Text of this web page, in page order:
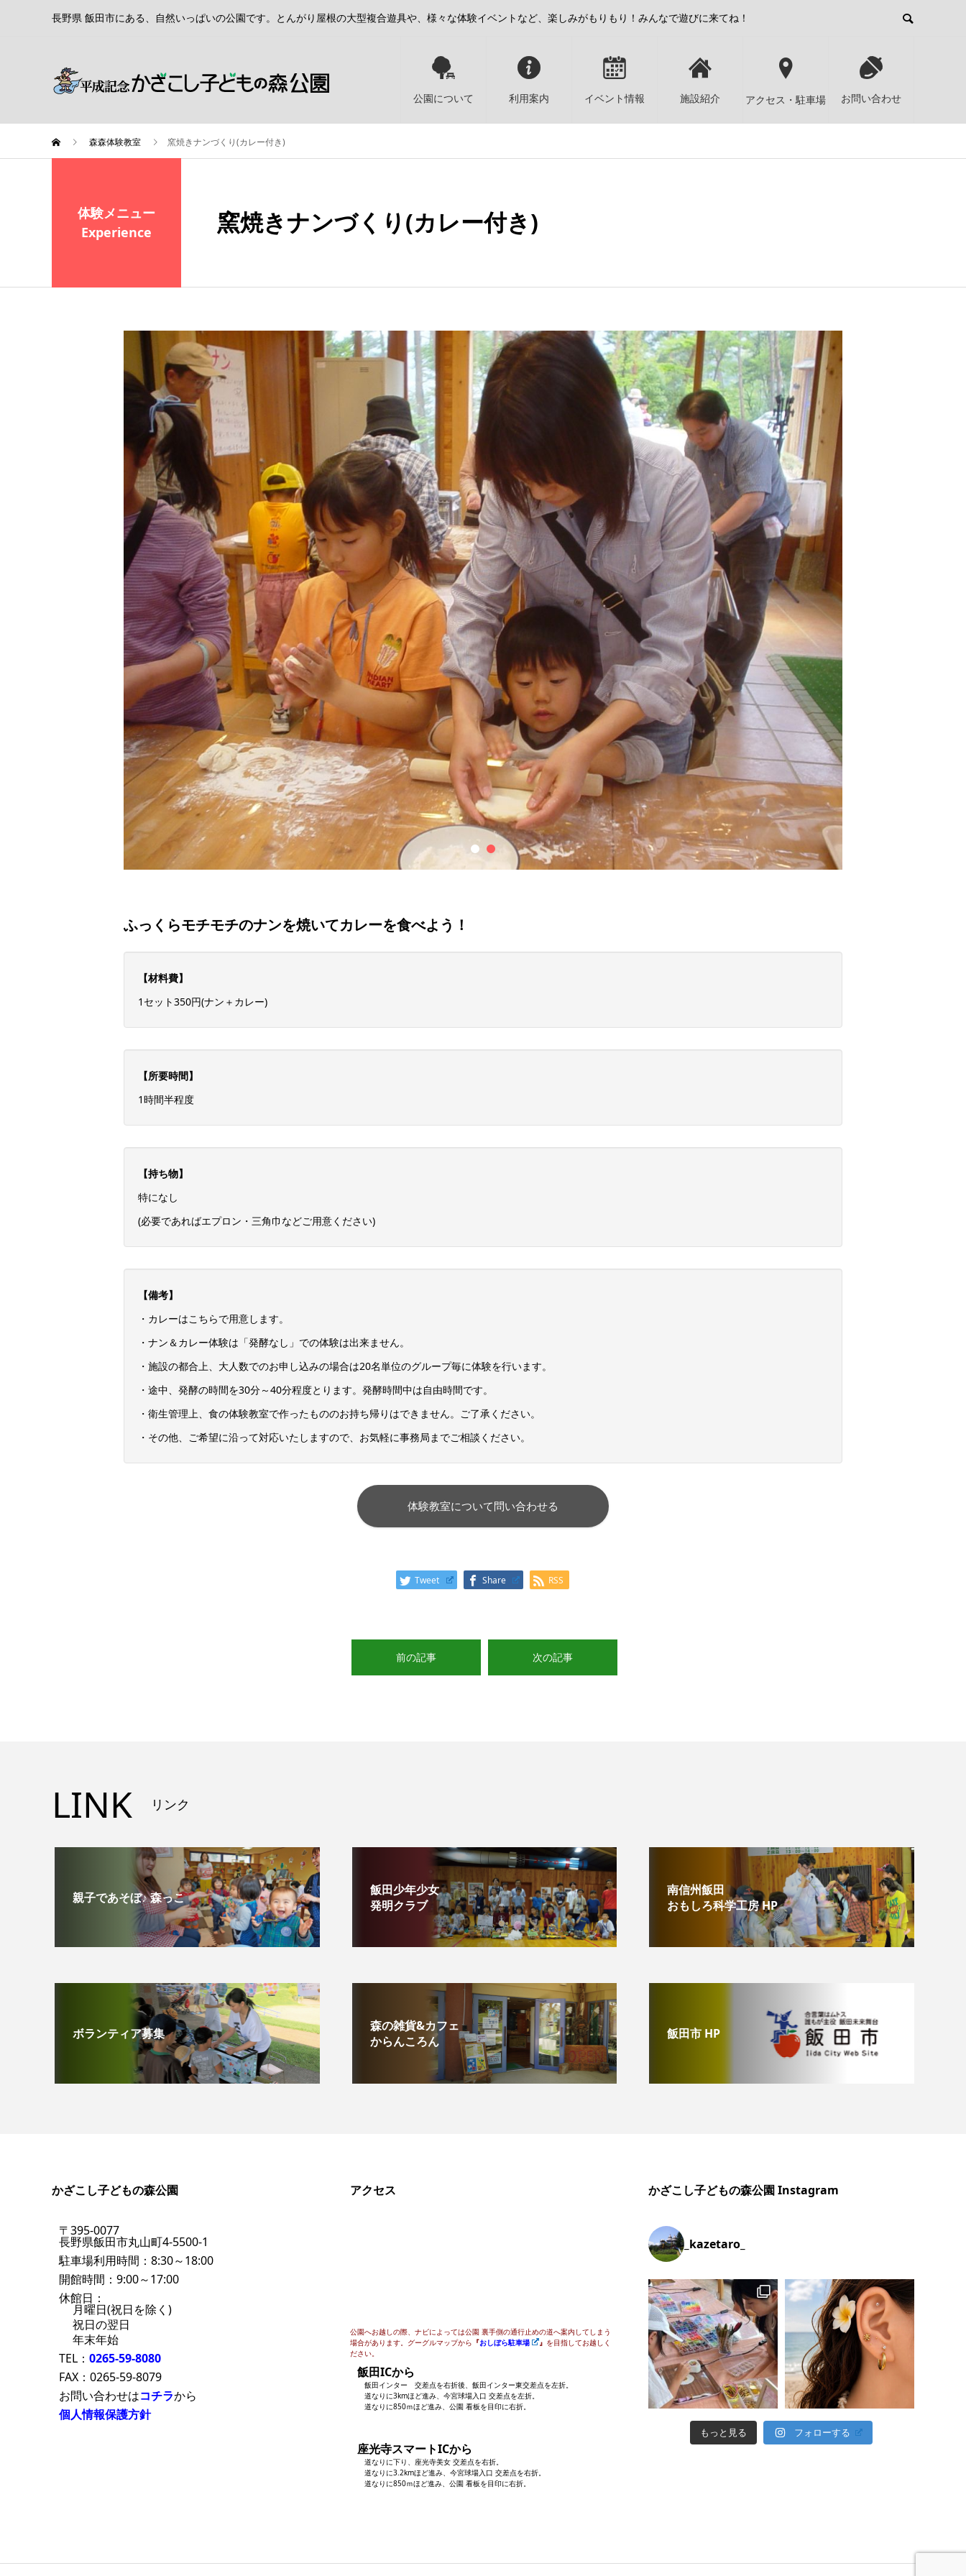
長野県 飯田市にある、自然いっぱいの公園です。とんがり屋根の大型複合遊具や、様々な体験イベントなど、楽しみがもりもり！みんなで遊びに来てね！
公園について 利用案内 イベント情報 施設紹介 アクセス・駐車場 お問い合わせ
森森体験教室 窯焼きナンづくり(カレー付き)
体験メニュー
Experience
窯焼きナンづくり(カレー付き)
ふっくらモチモチのナンを焼いてカレーを食べよう！
【材料費】
1セット350円(ナン＋カレー)
【所要時間】
1時間半程度
【持ち物】
特になし
(必要であればエプロン・三角巾などご用意ください)
【備考】
・カレーはこちらで用意します。
・ナン＆カレー体験は「発酵なし」での体験は出来ません。
・施設の都合上、大人数でのお申し込みの場合は20名単位のグループ毎に体験を行います。
・途中、発酵の時間を30分～40分程度とります。発酵時間中は自由時間です。
・衛生管理上、食の体験教室で作ったもののお持ち帰りはできません。ご了承ください。
・その他、ご希望に沿って対応いたしますので、お気軽に事務局までご相談ください。
体験教室について問い合わせる
Tweet Share RSS
前の記事 次の記事
LINK リンク
親子であそぼ♪ 森っこ
飯田少年少女
発明クラブ
南信州飯田
おもしろ科学工房 HP
ボランティア募集
森の雑貨&カフェ
からんころん
飯田市 HP
かざこし子どもの森公園
〒395-0077
長野県飯田市丸山町4-5500-1
駐車場利用時間：8:30～18:00
開館時間：9:00～17:00
休館日：
月曜日(祝日を除く)
祝日の翌日
年末年始
TEL： 0265-59-8080
FAX：0265-59-8079
お問い合わせはコチラから
個人情報保護方針
アクセス
公園へお越しの際、ナビによっては公園 裏手側の通行止めの道へ案内してしまう
場合があります。グーグルマップから 『おしぼら駐車場 』 を目指してお越しく
ださい。
飯田ICから
飯田インター 交差点を右折後、飯田インター東交差点を左折。
道なりに3kmほど進み、今宮球場入口 交差点を左折。
道なりに850ｍほど進み、公園 看板を目印に右折。
座光寺スマートICから
道なりに下り、座光寺美女 交差点を右折。
道なりに3.2kmほど進み、今宮球場入口 交差点を右折。
道なりに850ｍほど進み、公園 看板を目印に右折。
かざこし子どもの森公園 Instagram
_kazetaro_
もっと見る フォローする